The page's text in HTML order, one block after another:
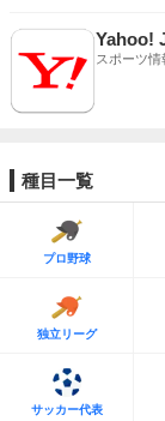
Yahoo!
スポーツ
種目一覧
プロ野球
独立リーグ
サッカー代表